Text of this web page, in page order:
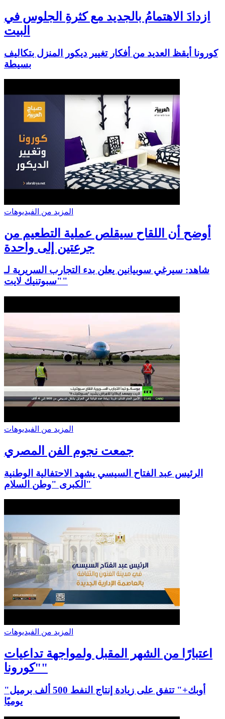
ازدادَ الاهتمامُ بالجديد مع كثرةِ الجلوس في
البيت
كورونا أيقظ العديد من أفكار تغيير ديكور المنزل بتكاليف
بسيطة
المزيد من الفيديوهات
أوضح أن اللقاح سيقلص عملية التطعيم من
جرعتين إلى واحدة
شاهد: سيرغي سوبيانين يعلن بدء التجارب السريرية لـ
"سبوتنيك لايت"
المزيد من الفيديوهات
جمعت نجوم الفن المصري
الرئيس عبد الفتاح السيسي يشهد الاحتفالية الوطنية
الكبرى "وطن السلام"
المزيد من الفيديوهات
اعتبارًا من الشهر المقبل ولمواجهة تداعيات
"كورونا"
"أوبك+" تتفق على زيادة إنتاج النفط 500 ألف برميل
يوميًا